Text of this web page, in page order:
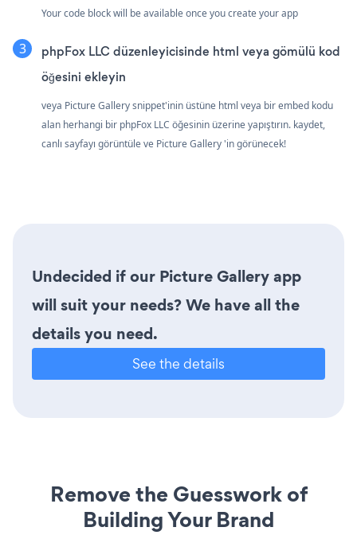
Your code block will be available once you create your app
phpFox LLC düzenleyicisinde html veya gömülü kod
öğesini ekleyin
veya Picture Gallery snippet'inin üstüne html veya bir embed kodu
alan herhangi bir phpFox LLC öğesinin üzerine yapıştırın. kaydet,
canlı sayfayı görüntüle ve Picture Gallery 'in görünecek!
Undecided if our Picture Gallery app
will suit your needs? We have all the
details you need.
See the details
Remove the Guesswork of
Building Your Brand